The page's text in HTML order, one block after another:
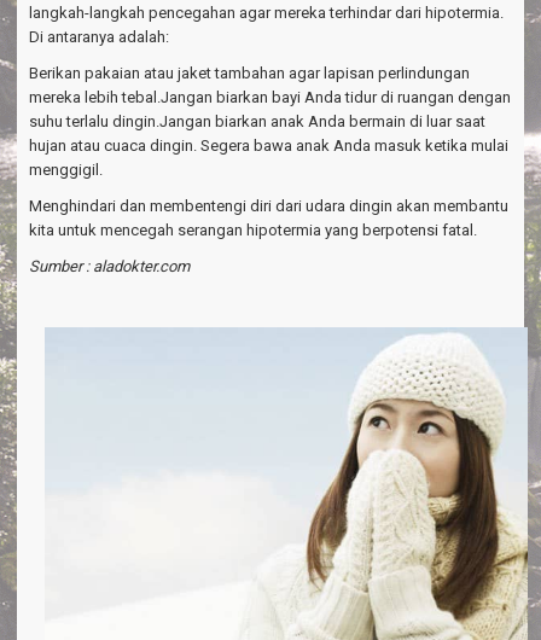
langkah-langkah pencegahan agar mereka terhindar dari hipotermia.
Di antaranya adalah:
Berikan pakaian atau jaket tambahan agar lapisan perlindungan
mereka lebih tebal.Jangan biarkan bayi Anda tidur di ruangan dengan
suhu terlalu dingin.Jangan biarkan anak Anda bermain di luar saat
hujan atau cuaca dingin. Segera bawa anak Anda masuk ketika mulai
menggigil.
Menghindari dan membentengi diri dari udara dingin akan membantu
kita untuk mencegah serangan hipotermia yang berpotensi fatal.
Sumber : aladokter.com